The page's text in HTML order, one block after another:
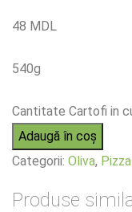
48 MDL
540g
Cantitate Cartofi in
Adaugă în coș
Categorii: Oliva, Pizza
Produse